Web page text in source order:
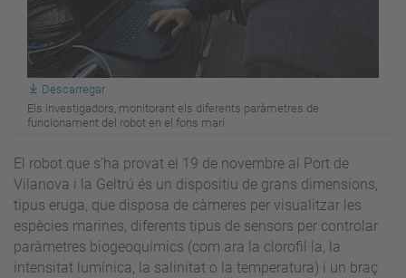
Descarregar
Els investigadors, monitorant els diferents paràmetres de
funcionament del robot en el fons marí
El robot que s'ha provat el 19 de novembre al Port de
Vilanova i la Geltrú és un dispositiu de grans dimensions,
tipus eruga, que disposa de càmeres per visualitzar les
espècies marines, diferents tipus de sensors per controlar
paràmetres biogeoquímics (com ara la clorofil·la, la
intensitat lumínica, la salinitat o la temperatura) i un braç